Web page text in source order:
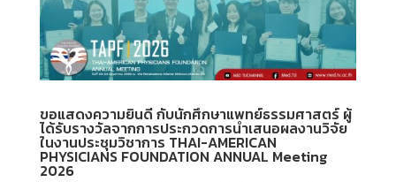
ขอแสดงความยินดี กับนักศึกษาแพทย์ธรรมศาสตร์ ผู้
ได้รับรางวัลจากการประกวดการนำเสนอผลงานวิจัย
ในงานประชุมวิชาการ THAI-AMERICAN
PHYSICIANS FOUNDATION ANNUAL Meeting
2026